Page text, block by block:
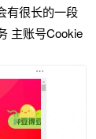
有很长的一段
主账号Cookie